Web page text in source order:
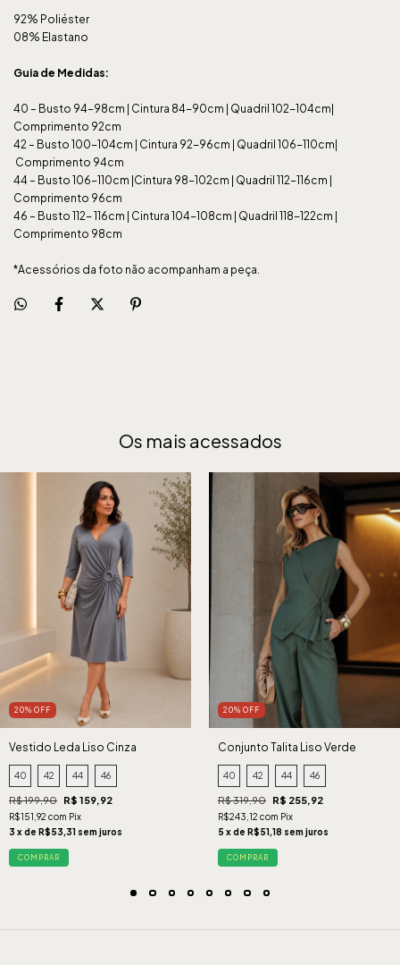
92% Poliéster
08% Elastano
Guia de Medidas:
40 – Busto 94-98cm | Cintura 84-90cm | Quadril 102-104cm|
Comprimento 92cm
42 – Busto 100-104cm | Cintura 92-96cm | Quadril 106-110cm|
Comprimento 94cm
44 – Busto 106-110cm |Cintura 98-102cm | Quadril 112-116cm |
Comprimento 96cm
46 – Busto 112- 116cm | Cintura 104-108cm | Quadril 118-122cm |
Comprimento 98cm
*Acessórios da foto não acompanham a peça.
Os mais acessados
20% OFF
Vestido Leda Liso Cinza
40 42 44 46
R$ 199,90 R$ 159,92
R$151,92 com Pix
3 x de R$53,31 sem juros
COMPRAR
20% OFF
Conjunto Talita Liso Verde
40 42 44 46
R$ 319,90 R$ 255,92
R$243,12 com Pix
5 x de R$51,18 sem juros
COMPRAR